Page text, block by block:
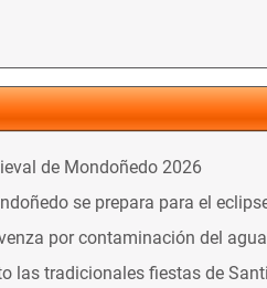
de Mondoñedo 2026
se prepara para el
por contaminación del agua
las tradicionales fiestas de